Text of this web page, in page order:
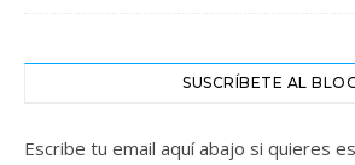
SUSCRÍBETE AL
Escribe tu email aquí abajo si quieres